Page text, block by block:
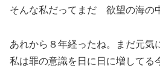
そんな私だってまだ 欲望の海の
あれから８年経ったね。まだ元気
私は罪の意識を日に日に増してる